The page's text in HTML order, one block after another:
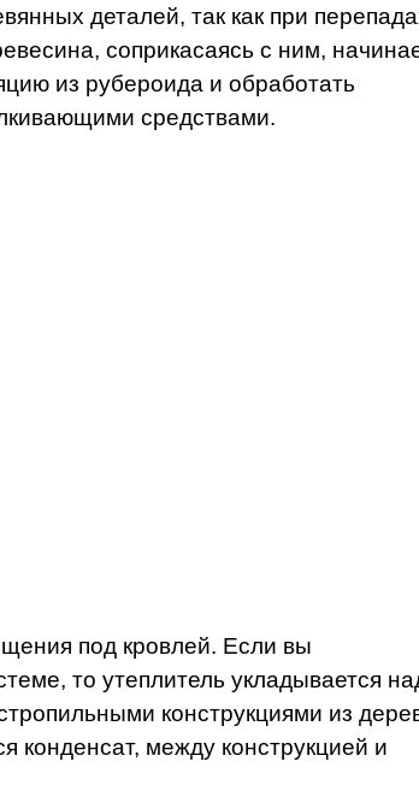
деталей, так как при
соприкасаясь с ним,
из рубероида и обработать
средствами.
под кровлей. Если вы
то утеплитель укладывается
конструкциями из
конденсат, между конструкцией и